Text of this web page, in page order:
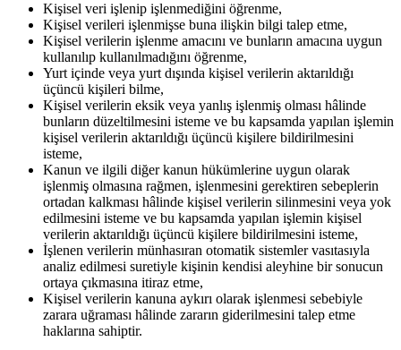
Kişisel veri işlenip işlenmediğini öğrenme,
Kişisel verileri işlenmişse buna ilişkin bilgi talep etme,
Kişisel verilerin işlenme amacını ve bunların amacına uygun
kullanılıp kullanılmadığını öğrenme,
Yurt içinde veya yurt dışında kişisel verilerin aktarıldığı
üçüncü kişileri bilme,
Kişisel verilerin eksik veya yanlış işlenmiş olması hâlinde
bunların düzeltilmesini isteme ve bu kapsamda yapılan işlemin
kişisel verilerin aktarıldığı üçüncü kişilere bildirilmesini
isteme,
Kanun ve ilgili diğer kanun hükümlerine uygun olarak
işlenmiş olmasına rağmen, işlenmesini gerektiren sebeplerin
ortadan kalkması hâlinde kişisel verilerin silinmesini veya yok
edilmesini isteme ve bu kapsamda yapılan işlemin kişisel
verilerin aktarıldığı üçüncü kişilere bildirilmesini isteme,
İşlenen verilerin münhasıran otomatik sistemler vasıtasıyla
analiz edilmesi suretiyle kişinin kendisi aleyhine bir sonucun
ortaya çıkmasına itiraz etme,
Kişisel verilerin kanuna aykırı olarak işlenmesi sebebiyle
zarara uğraması hâlinde zararın giderilmesini talep etme
haklarına sahiptir.